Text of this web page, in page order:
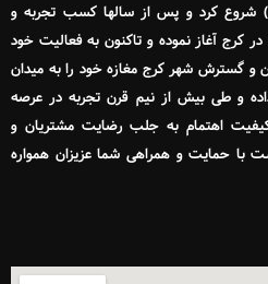
شروع کرد و پس از سالها کسب تجربه و
خود را در کرج آغاز نموده و تاکنون به فعالیت خود
و گسترش شهر کرج مغازه خود را به میدان
و طی بیش از نیم قرن تجربه در عرصه
اهتمام به جلب رضایت مشتریان و
با حمایت و همراهی شما عزیزان همواره